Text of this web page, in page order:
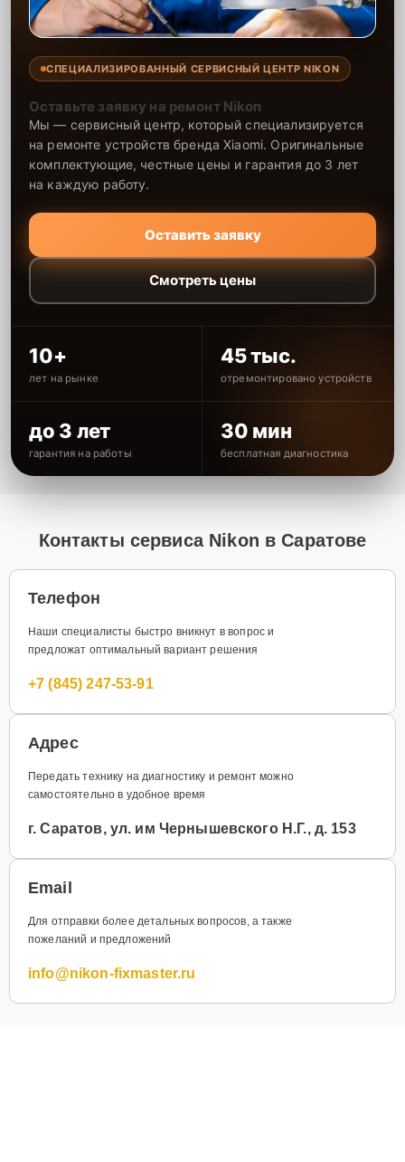
СПЕЦИАЛИЗИРОВАННЫЙ СЕРВИСНЫЙ ЦЕНТР NIKON
Оставьте заявку на ремонт Nikon
Мы — сервисный центр, который специализируется
на ремонте устройств бренда Xiaomi. Оригинальные
комплектующие, честные цены и гарантия до 3 лет
на каждую работу.
Оставить заявку
Смотреть цены
10+
лет на рынке
45 тыс.
отремонтировано устройств
до 3 лет
гарантия на работы
30 мин
бесплатная диагностика
Контакты сервиса Nikon в Саратове
Телефон
Наши специалисты быстро вникнут в вопрос и
предложат оптимальный вариант решения
+7 (845) 247-53-91
Адрес
Передать технику на диагностику и ремонт можно
самостоятельно в удобное время
г. Саратов, ул. им Чернышевского Н.Г., д. 153
Email
Для отправки более детальных вопросов, а также
пожеланий и предложений
info@nikon-fixmaster.ru